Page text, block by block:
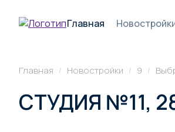
Главная
Главная / Новостройки / 9 /
СТУДИЯ №11,